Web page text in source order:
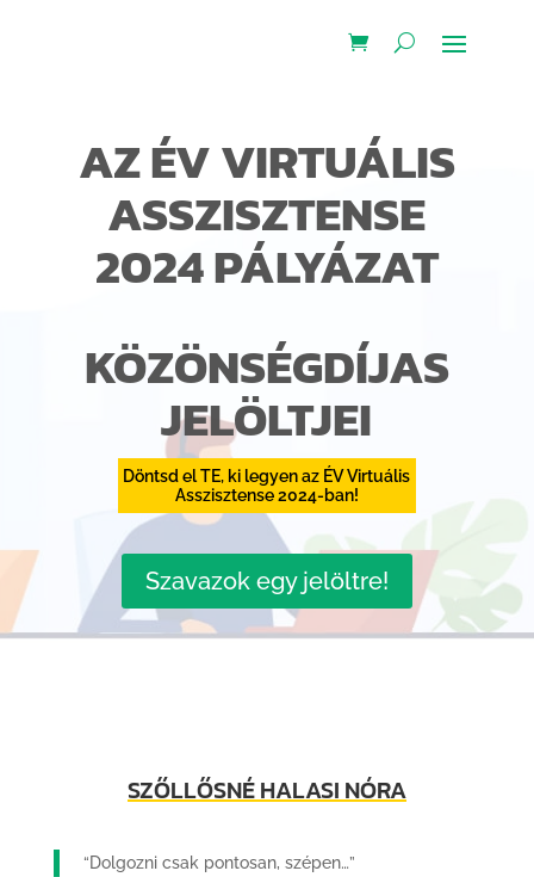
AZ ÉV VIRTUÁLIS
ASSZISZTENSE
2024 PÁLYÁZAT
KÖZÖNSÉGDÍJAS
JELÖLTJEI
Döntsd el TE, ki legyen az ÉV Virtuális
Asszisztense 2024-ban!
Szavazok egy jelöltre!
SZŐLLŐSNÉ HALASI NÓRA
“Dolgozni csak pontosan, szépen…”